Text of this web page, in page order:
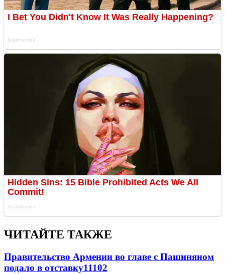
ЧИТАЙТЕ ТАКЖЕ
Правительство Армении во главе с Пашиняном
подало в отставку11102